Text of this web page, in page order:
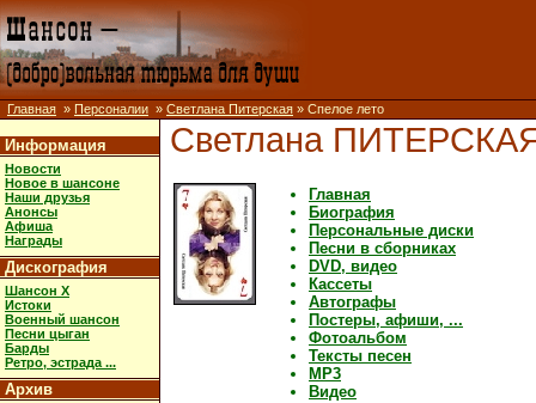
Главная » Персоналии » Светлана Питерская » Спелое лето
Информация
Новости
Новое в шансоне
Наши друзья
Анонсы
Афиша
Награды
Дискография
Шансон X
Истоки
Военный шансон
Песни цыган
Барды
Ретро, эстрада ...
Архив
Светлана
Главная
Биография
Персональные диски
Песни в сборниках
DVD, видео
Кассеты
Автографы
Постеры, афиши, ...
Фотоальбом
Тексты песен
MP3
Видео